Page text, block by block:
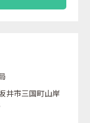
井市三国町山岸